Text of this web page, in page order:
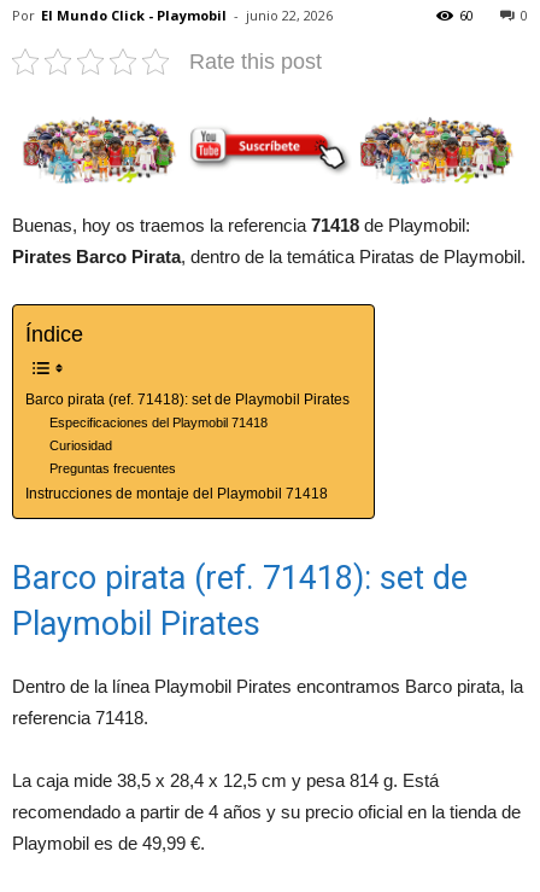
Por El Mundo Click - Playmobil - junio 22, 2026 0
60
Rate this post
Buenas, hoy os traemos la referencia 71418 de Playmobil:
Pirates Barco Pirata, dentro de la temática Piratas de Playmobil.
Índice
Barco pirata (ref. 71418): set de Playmobil Pirates
Especificaciones del Playmobil 71418
Curiosidad
Preguntas frecuentes
Instrucciones de montaje del Playmobil 71418
Barco pirata (ref. 71418): set de
Playmobil Pirates
Dentro de la línea Playmobil Pirates encontramos Barco pirata, la
referencia 71418.
La caja mide 38,5 x 28,4 x 12,5 cm y pesa 814 g. Está
recomendado a partir de 4 años y su precio oficial en la tienda de
Playmobil es de 49,99 €.